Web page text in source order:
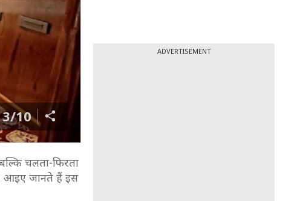
3/10
चलता-फिरता
आइए जानते हैं इस
ADVERTISEMENT